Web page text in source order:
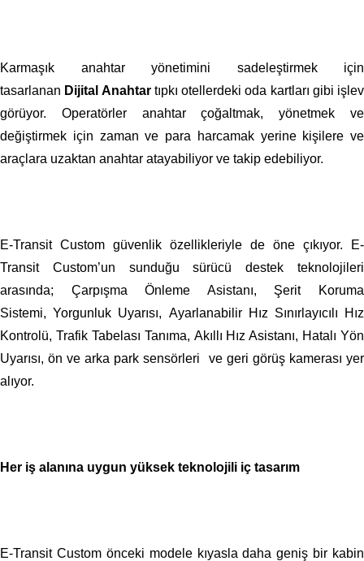
Karmaşık anahtar yönetimini sadeleştirmek için
tasarlanan Dijital Anahtartıpkı otellerdeki oda kartları gibi işlev
görüyor. Operatörler anahtar çoğaltmak, yönetmek ve
değiştirmek için zaman ve para harcamak yerine kişilere ve
araçlara uzaktan anahtar atayabiliyor ve takip edebiliyor.
E-Transit Custom güvenlik özellikleriyle de öne çıkıyor. E-
Transit Custom’un sunduğu sürücü destek teknolojileri
arasında; Çarpışma Önleme Asistanı,
Şerit Koruma
Sistemi, Yorgunluk Uyarısı, Ayarlanabilir Hız Sınırlayıcılı Hız
Kontrolü, Trafik Tabelası Tanıma, Akıllı Hız Asistanı, Hatalı Yön
Uyarısı, ön ve arka park sensörleri
ve geri görüş kamerası yer
alıyor.
Her iş alanına uygun yüksek teknolojili iç tasarım
E-Transit Custom önceki modele kıyasla daha geniş bir kabin